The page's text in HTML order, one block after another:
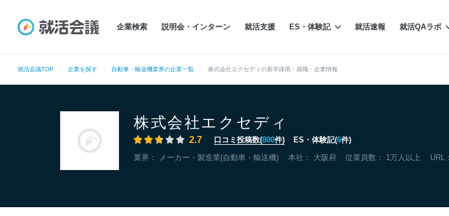
企業検索 説明会・インターン 就活支援 ES・体験記 就活速報 就活QAラボ
就活会議TOP 企業を探す 自動車・輸送機業界の企業一覧 株式会社エクセディの新卒採用・就職・企業情報
株式会社エクセディ
2.7 口コミ投稿数(800件) ES・体験記(6件)
業界： メーカー・製造業(自動車・輸送機) 本社： 大阪府 従業員数： 1万人以上 URL